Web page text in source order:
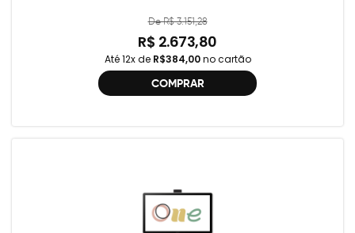
De R$ 3.151,28
R$ 2.673,80
Até 12x de R$384,00no cartão
COMPRAR